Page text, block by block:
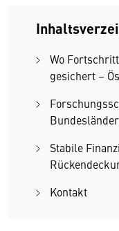
Wo
gesichert –
Stabile
Kontakt